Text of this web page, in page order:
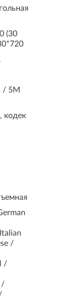
(30
/ 5M
кодек
/
/
/